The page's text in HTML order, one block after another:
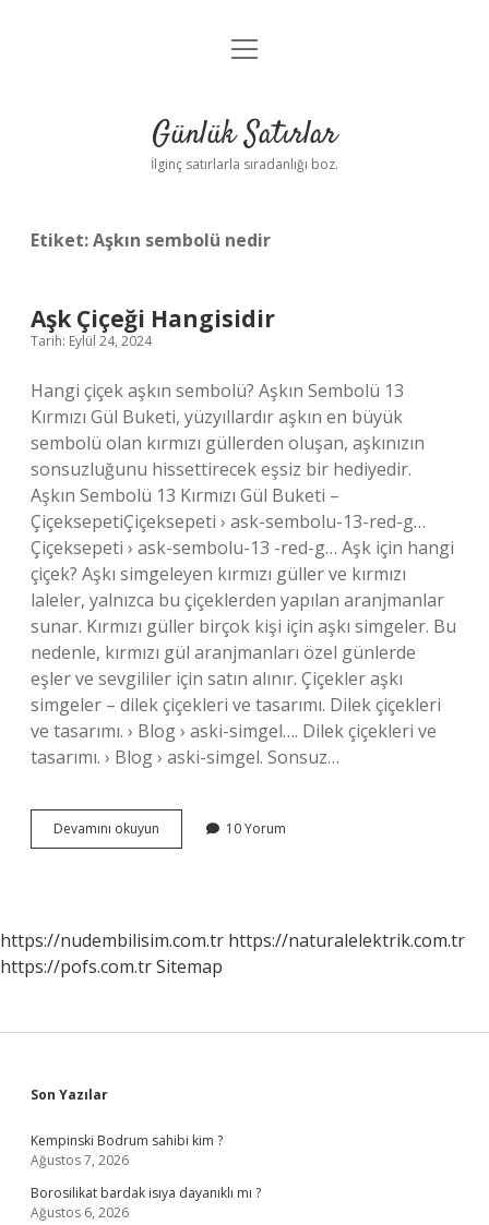
Anasayfa
Yasal Uyarı
menüyü
Günlük Satırlar
İlginç satırlarla sıradanlığı boz.
Etiket:Aşkın sembolü nedir
Aşk Çiçeği Hangisidir
Tarih: Eylül 24, 2024
Hangi çiçek aşkın sembolü? Aşkın Sembolü 13
Kırmızı Gül Buketi, yüzyıllardır aşkın en büyük
sembolü olan kırmızı güllerden oluşan, aşkınızın
sonsuzluğunu hissettirecek eşsiz bir hediyedir.
Aşkın Sembolü 13 Kırmızı Gül Buketi –
ÇiçeksepetiÇiçeksepeti › ask-sembolu-13-red-g…
Çiçeksepeti › ask-sembolu-13 -red-g… Aşk için hangi
çiçek? Aşkı simgeleyen kırmızı güller ve kırmızı
laleler, yalnızca bu çiçeklerden yapılan aranjmanlar
sunar. Kırmızı güller birçok kişi için aşkı simgeler. Bu
nedenle, kırmızı gül aranjmanları özel günlerde
eşler ve sevgililer için satın alınır. Çiçekler aşkı
simgeler – dilek çiçekleri ve tasarımı. Dilek çiçekleri
ve tasarımı. › Blog › aski-simgel…. Dilek çiçekleri ve
tasarımı. › Blog › aski-simgel. Sonsuz…
Devamını okuyun
Çiçeği
10 Yorum
https://nudembilisim.com.tr https://naturalelektrik.com.tr
https://pofs.com.trSitemap
Sidebar
Son Yazılar
Kempinski Bodrum sahibi kim ?
Ağustos 7, 2026
Borosilikat bardak isıya dayanıklı mı ?
Ağustos 6, 2026